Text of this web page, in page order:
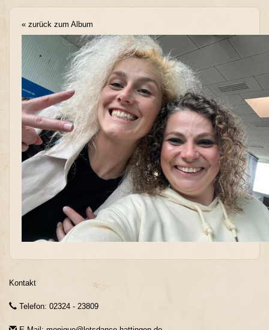
« zurück zum Album
Kontakt
Telefon: 02324 - 23809